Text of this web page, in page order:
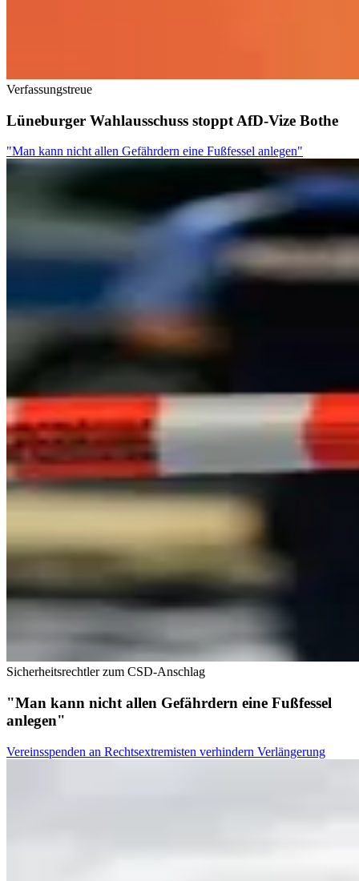
Verfassungstreue
Lüneburger Wahlausschuss stoppt AfD-Vize Bothe
"Man kann nicht allen Gefährdern eine Fußfessel anlegen"
Sicherheitsrechtler zum CSD-Anschlag
"Man kann nicht allen Gefährdern eine Fußfessel
anlegen"
Vereinsspenden an Rechtsextremisten verhindern Verlängerung